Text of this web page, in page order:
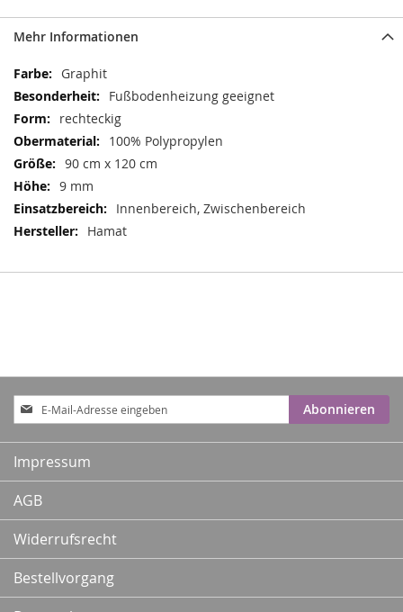
Mehr Informationen
Mehr
Informationen
Graphit
Fußbodenheizung geeignet
rechteckig
100% Polypropylen
90 cm x 120 cm
9 mm
Innenbereich, Zwischenbereich
Hamat
Anmeldung
zum
Newsletter:
Abonnieren
Impressum
AGB
Widerrufsrecht
Bestellvorgang